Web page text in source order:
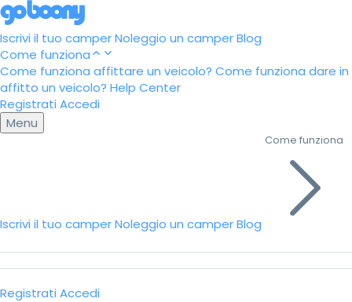
Iscrivi il tuo camperNoleggio un camperBlog
Come funziona
Come funziona affittare un veicolo? Come funziona dare in
affitto un veicolo? Help Center
Registrati Accedi
Menu
Iscrivi il tuo camperNoleggio un camperBlog
Come funziona
Registrati Accedi